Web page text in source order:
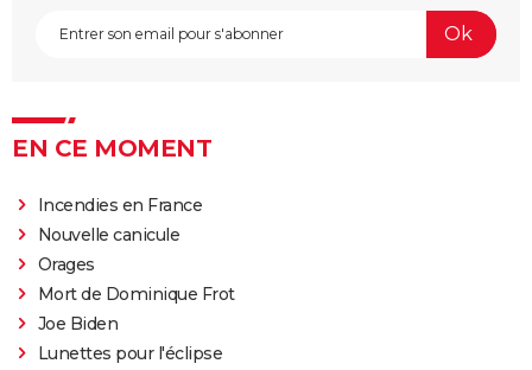
EN CE MOMENT
Incendies en France
Nouvelle canicule
Orages
Mort de Dominique Frot
Joe Biden
Lunettes pour l'éclipse